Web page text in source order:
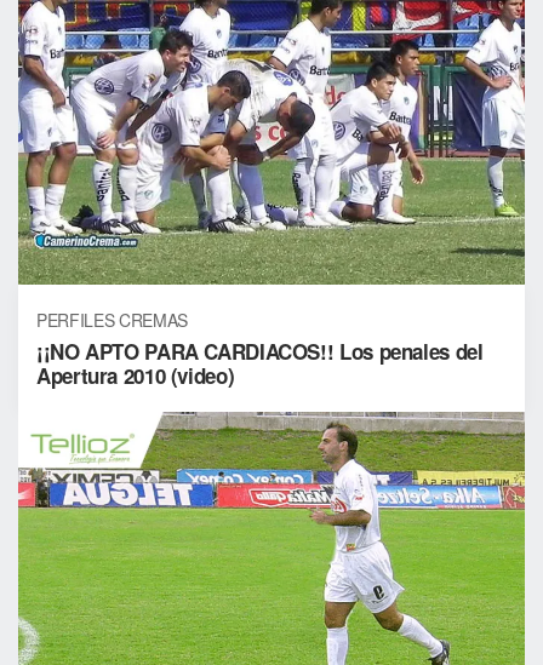
PERFILES CREMAS
¡¡NO APTO PARA CARDIACOS!! Los penales del
Apertura 2010 (video)